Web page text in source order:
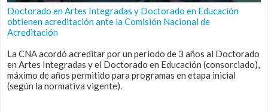
Doctorado en Artes Integradas y Doctorado en Educación
obtienen acreditación ante la Comisión Nacional de
Acreditación
La CNA acordó acreditar por un periodo de 3 años al Doctorado
en Artes Integradas y el Doctorado en Educación (consorciado),
máximo de años permitido para programas en etapa inicial
(según la normativa vigente).